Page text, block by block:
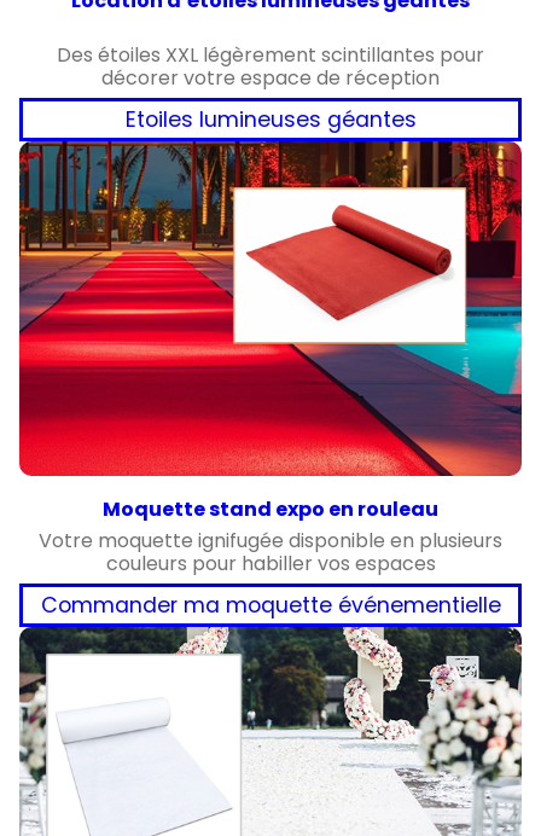
Des étoiles XXL légèrement scintillantes pour
décorer votre espace de réception
Etoiles lumineuses géantes
Moquette stand expo en rouleau
Votre moquette ignifugée disponible en plusieurs
couleurs pour habiller vos espaces
Commander ma moquette événementielle